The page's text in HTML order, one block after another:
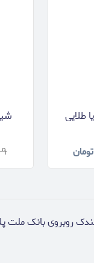
طلایی
تومان
روبروی بانک ملت